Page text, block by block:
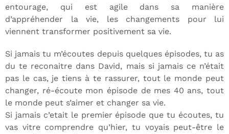
entourage, qui est agile dans sa manière
d’appréhender la vie, les changements pour lui
viennent transformer positivement sa vie.
Si jamais tu m’écoutes depuis quelques épisodes, tu as
du te reconaitre dans David, mais si jamais ce n’était
pas le cas, je tiens à te rassurer, tout le monde peut
changer, ré-écoute mon épisode de mes 40 ans, tout
le monde peut s’aimer et changer sa vie.
Si jamais c’etait le premier épisode que tu écoutes, tu
vas vitre comprendre qu’hier, tu voyais peut-être le